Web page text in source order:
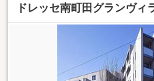
ドレッセ南町田グランヴ